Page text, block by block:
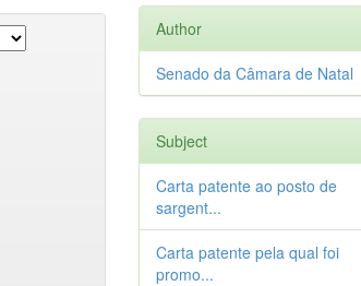
Author
Senado da Câmara de Natal
Subject
Carta patente ao posto de
sargent...
Carta patente pela qual foi
promo...